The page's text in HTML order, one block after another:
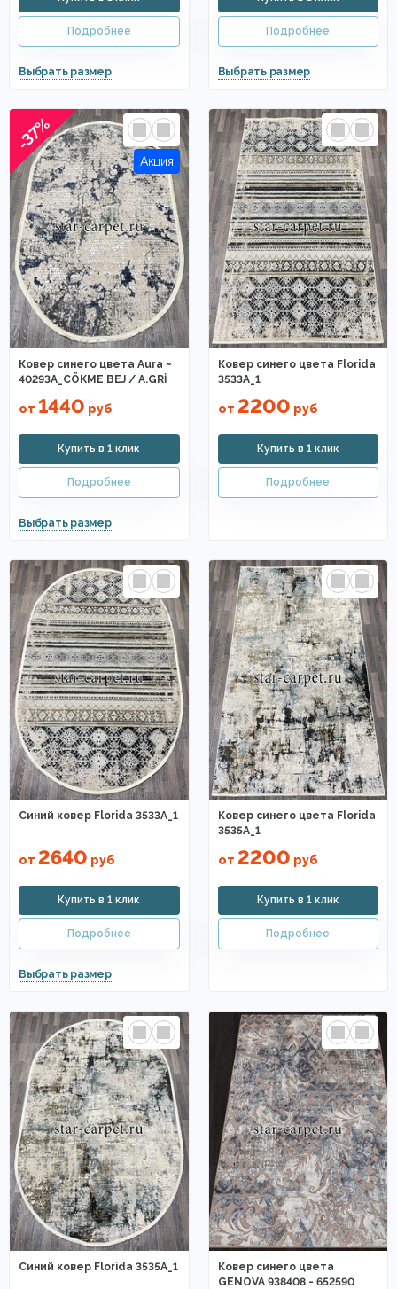
-37%
Ковер синего цвета Aura ~
40293A_CÖKME BEJ / A.GRİ
от 1440 руб
Ковер синего цвета Florida
3533A_1
от 2200 руб
Синий ковер Florida 3533A_1
от 2640 руб
Ковер синего цвета Florida
3535A_1
от 2200 руб
Синий ковер Florida 3535A_1
Ковер синего цвета
GENOVA 938408 - 652590